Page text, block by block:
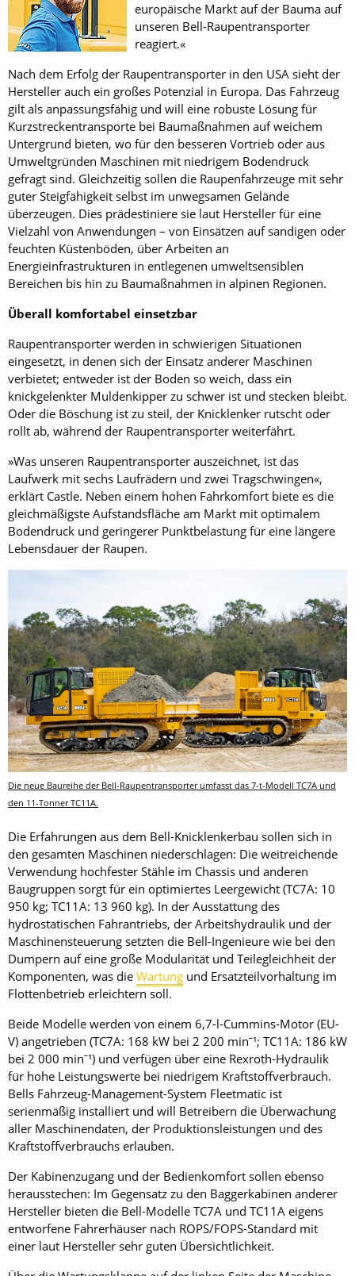
europäische Markt auf der Bauma auf
unseren Bell-Raupentransporter
reagiert.«
Nach dem Erfolg der Raupentransporter in den USA sieht der
Hersteller auch ein großes Potenzial in Europa. Das Fahrzeug
gilt als anpassungsfähig und will eine robuste Lösung für
Kurzstreckentransporte bei Baumaßnahmen auf weichem
Untergrund bieten, wo für den besseren Vortrieb oder aus
Umweltgründen Maschinen mit niedrigem Bodendruck
gefragt sind. Gleichzeitig sollen die Raupenfahrzeuge mit sehr
guter Steigfähigkeit selbst im unwegsamen Gelände
überzeugen. Dies prädestiniere sie laut Hersteller für eine
Vielzahl von Anwendungen – von Einsätzen auf sandigen oder
feuchten Küstenböden, über Arbeiten an
Energieinfrastrukturen in entlegenen umweltsensiblen
Bereichen bis hin zu Baumaßnahmen in alpinen Regionen.
Überall komfortabel einsetzbar
Raupentransporter werden in schwierigen Situationen
eingesetzt, in denen sich der Einsatz anderer Maschinen
verbietet; entweder ist der Boden so weich, dass ein
knickgelenkter Muldenkipper zu schwer ist und stecken bleibt.
Oder die Böschung ist zu steil, der Knicklenker rutscht oder
rollt ab, während der Raupentransporter weiterfährt.
»Was unseren Raupentransporter auszeichnet, ist das
Laufwerk mit sechs Laufrädern und zwei Tragschwingen«,
erklärt Castle. Neben einem hohen Fahrkomfort biete es die
gleichmäßigste Aufstandsfläche am Markt mit optimalem
Bodendruck und geringerer Punktbelastung für eine längere
Lebensdauer der Raupen.
Die neue Baureihe der Bell-Raupentransporter umfasst das 7-t-Modell TC7A und
den 11-Tonner TC11A.
Die Erfahrungen aus dem Bell-Knicklenkerbau sollen sich in
den gesamten Maschinen niederschlagen: Die weitreichende
Verwendung hochfester Stähle im Chassis und anderen
Baugruppen sorgt für ein optimiertes Leergewicht (TC7A: 10
950 kg; TC11A: 13 960 kg). In der Ausstattung des
hydrostatischen Fahrantriebs, der Arbeitshydraulik und der
Maschinensteuerung setzten die Bell-Ingenieure wie bei den
Dumpern auf eine große Modularität und Teilegleichheit der
Komponenten, was die Wartung und Ersatzteilvorhaltung im
Flottenbetrieb erleichtern soll.
Beide Modelle werden von einem 6,7-l-Cummins-Motor (EU-
V) angetrieben (TC7A: 168 kW bei 2 200 minˉ¹; TC11A: 186 kW
bei 2 000 minˉ¹) und verfügen über eine Rexroth-Hydraulik
für hohe Leistungswerte bei niedrigem Kraftstoffverbrauch.
Bells Fahrzeug-Management-System Fleetmatic ist
serienmäßig installiert und will Betreibern die Überwachung
aller Maschinendaten, der Produktionsleistungen und des
Kraftstoffverbrauchs erlauben.
Der Kabinenzugang und der Bedienkomfort sollen ebenso
herausstechen: Im Gegensatz zu den Baggerkabinen anderer
Hersteller bieten die Bell-Modelle TC7A und TC11A eigens
entworfene Fahrerhäuser nach ROPS/FOPS-Standard mit
einer laut Hersteller sehr guten Übersichtlichkeit.